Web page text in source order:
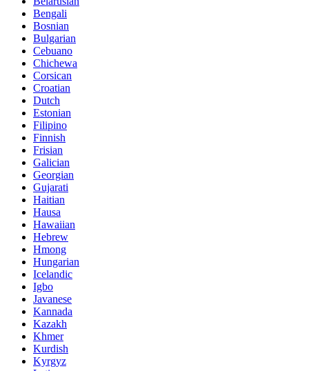
Bengali
Bosnian
Bulgarian
Cebuano
Chichewa
Corsican
Croatian
Dutch
Estonian
Filipino
Finnish
Frisian
Galician
Georgian
Gujarati
Haitian
Hausa
Hawaiian
Hebrew
Hmong
Hungarian
Icelandic
Igbo
Javanese
Kannada
Kazakh
Khmer
Kurdish
Kyrgyz